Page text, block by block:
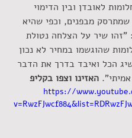
לאובדן ובין הדימוי
שמתרסק מבפנים, וכפי שהיא
"זהו שיר על הצלחה נטולת
שהוגשמו במחיר לא נכון
הכל ואיבד בדרך את הדבר
האזינו וצפו בקליפ
https://